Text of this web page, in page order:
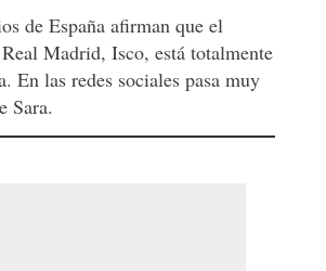
de España afirman que el
Madrid, Isco, está totalmente
En las redes sociales pasa muy
Sara.